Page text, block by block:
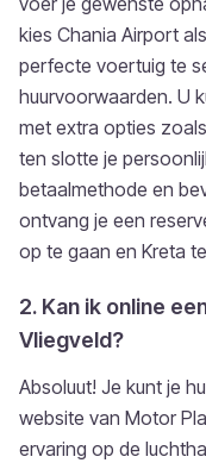
kies Chania Airport
perfecte voertuig te
huurvoorwaarden. U
met extra opties
ten slotte je
betaalmethode en
ontvang je een
op te gaan en Kreta
2. Kan ik online
Vliegveld?
Absoluut! Je kunt je
website van Motor
ervaring op de